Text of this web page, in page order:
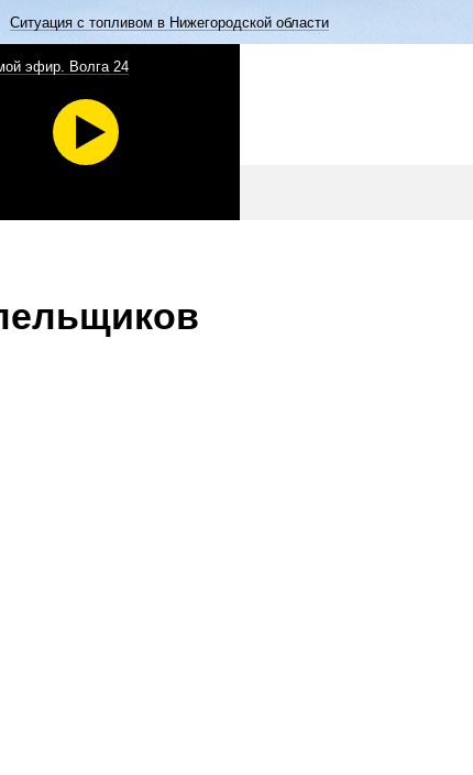
Ситуация с топливом в Нижегородской области
эфир. Волга 24